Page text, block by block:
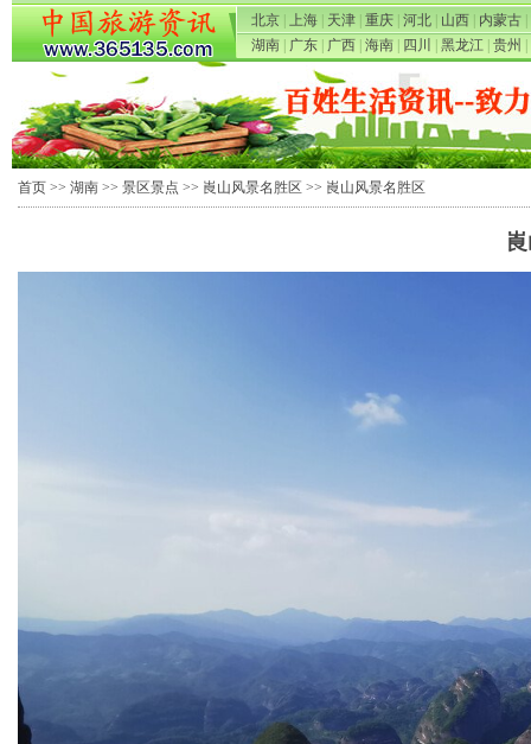
北京 上海 天津 重庆 河北 山西 内蒙古
湖南
广东 广西 海南 四川 黑龙江 贵州
首页 >> 湖南 >> 景区景点 >> 崀山风景名胜区 >> 崀山风景名胜区